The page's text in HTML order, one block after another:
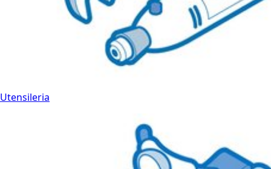
Utensileria